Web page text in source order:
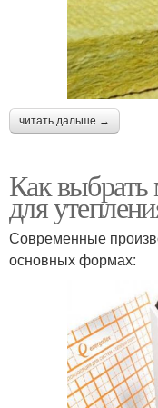
читать дальше →
Как
для
Современные
основных формах: